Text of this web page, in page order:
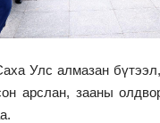
Улс алмазан
арслан, зааны